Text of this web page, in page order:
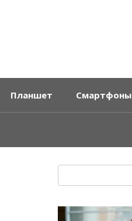
Планшет Смартфоны